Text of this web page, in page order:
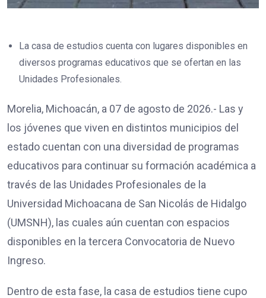
La casa de estudios cuenta con lugares disponibles en
diversos programas educativos que se ofertan en las
Unidades Profesionales.
Morelia, Michoacán, a 07 de agosto de 2026.- Las y
los jóvenes que viven en distintos municipios del
estado cuentan con una diversidad de programas
educativos para continuar su formación académica a
través de las Unidades Profesionales de la
Universidad Michoacana de San Nicolás de Hidalgo
(UMSNH), las cuales aún cuentan con espacios
disponibles en la tercera Convocatoria de Nuevo
Ingreso.
Dentro de esta fase, la casa de estudios tiene cupo